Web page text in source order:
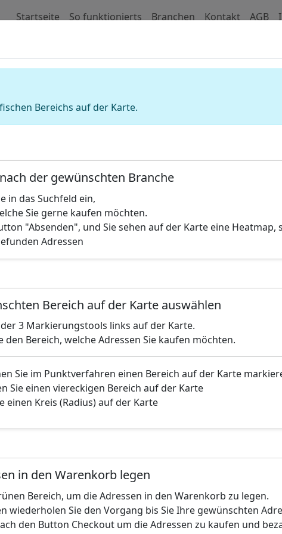
Startseite So funktionierts Branchen Kontakt AGB
(Freibäder)
Bereichs auf der Karte.
der gewünschten Branche
in das Suchfeld ein,
Sie gerne kaufen möchten.
"Absenden", und Sie sehen auf der Karte eine Heatmap,
Adressen
Bereich auf der Karte auswählen
3 Markierungstools links auf der Karte.
den Bereich, welche Adressen Sie kaufen möchten.
Sie im Punktverfahren einen Bereich auf der Karte
Sie einen viereckigen Bereich auf der Karte
einen Kreis (Radius) auf der Karte
in den Warenkorb legen
Bereich, um die Adressen in den Warenkorb zu legen.
wiederholen Sie den Vorgang bis Sie Ihre gewünschten
den Button Checkout um die Adressen zu kaufen und